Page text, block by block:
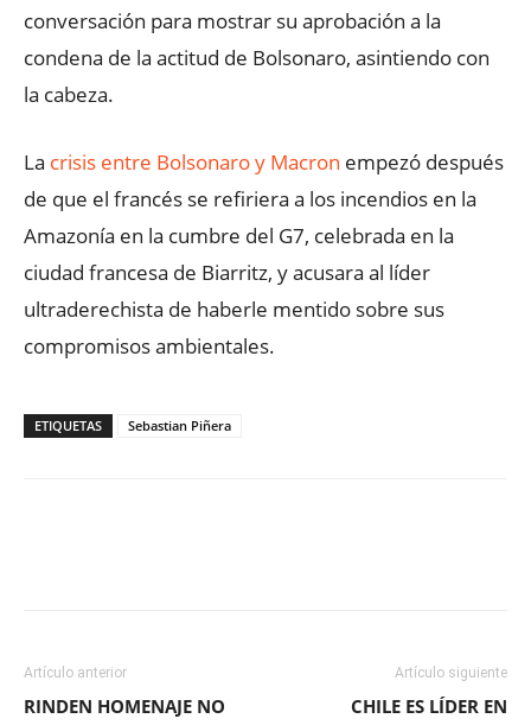
conversación para mostrar su aprobación a la
condena de la actitud de Bolsonaro, asintiendo con
la cabeza.
La crisis entre Bolsonaro y Macron empezó después
de que el francés se refiriera a los incendios en la
Amazonía en la cumbre del G7, celebrada en la
ciudad francesa de Biarritz, y acusara al líder
ultraderechista de haberle mentido sobre sus
compromisos ambientales.
ETIQUETAS Sebastian Piñera
Artículo anterior
RINDEN HOMENAJE NO
Artículo siguiente
CHILE ES LÍDER EN